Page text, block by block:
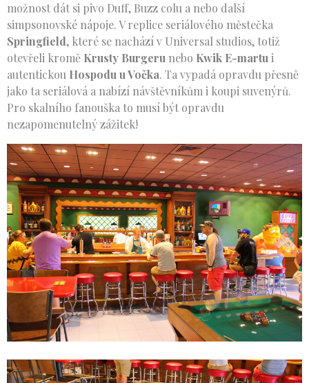
možnost dát si pivo Duff, Buzz colu a nebo další
simpsonovské nápoje. V replice seriálového městečka
Springfield, které se nachází v Universal studios, totiž
otevřeli kromě Krusty Burgeru nebo Kwik E-martui
autentickou Hospodu u Vočka. Ta vypadá opravdu přesně
jako ta seriálová a nabízí návštěvníkům i koupi suvenýrů.
Pro skalního fanouška to musí být opravdu
nezapomenutelný zážitek!